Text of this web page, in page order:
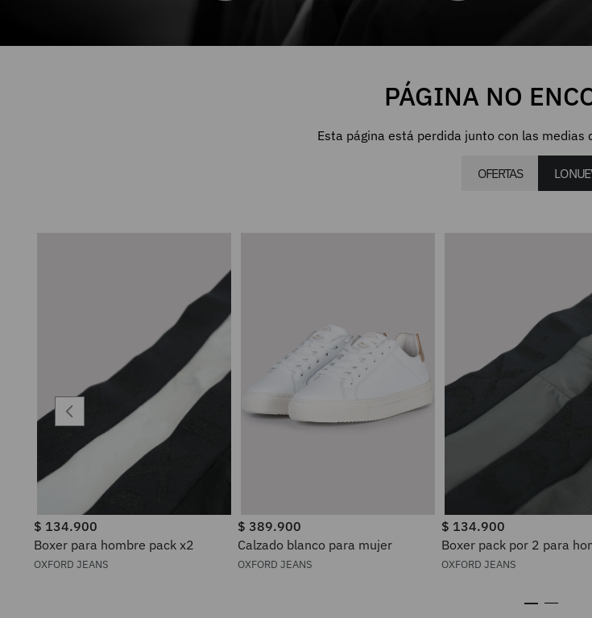
PÁGINA NO
Esta página está perdida junto con las medias
OFERTAS LO
$ 134.900
Boxer para hombre pack x2
OXFORD JEANS
$ 389.900
Calzado blanco para mujer
OXFORD JEANS
$ 134.900
Boxer pack por 2 para
OXFORD JEANS